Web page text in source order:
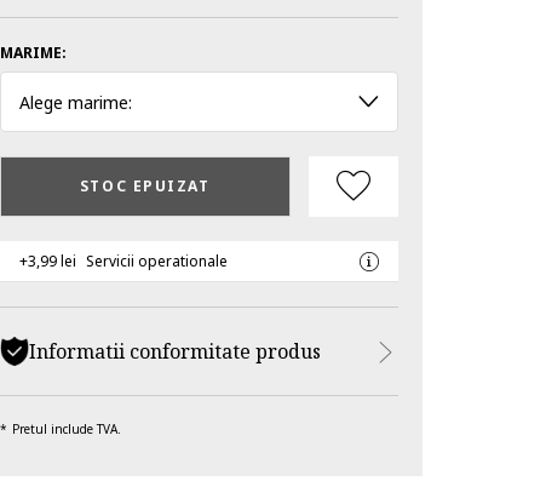
MARIME:
Alege marime:
STOC EPUIZAT
+3,99 lei Servicii operationale
Informatii conformitate produs
Pretul include TVA.